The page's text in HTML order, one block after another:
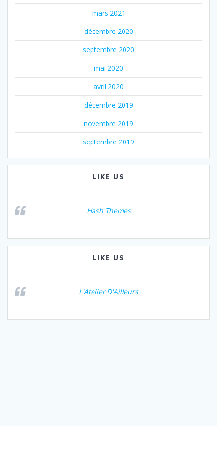
mars 2021
décembre 2020
septembre 2020
mai 2020
avril 2020
décembre 2019
novembre 2019
septembre 2019
LIKE US
Hash Themes
LIKE US
L'Atelier D'Ailleurs